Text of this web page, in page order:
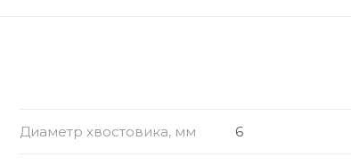
Диаметр хвостовика, мм 6